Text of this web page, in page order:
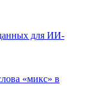
для ИИ-
«микс» в